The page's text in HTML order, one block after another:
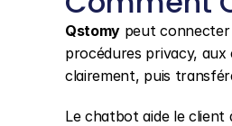
Qstomy peut connecter
procédures privacy,
clairement, puis
Le chatbot aide le